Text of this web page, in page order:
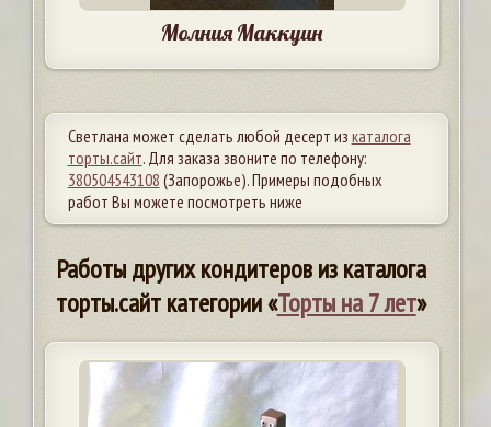
Молния Маккуин
Светлана может сделать любой десерт из каталога
торты.сайт. Для заказа звоните по телефону:
380504543108 (Запорожье). Примеры подобных
работ Вы можете посмотреть ниже
Работы других кондитеров из каталога
торты.сайт категории «Торты на 7 лет»